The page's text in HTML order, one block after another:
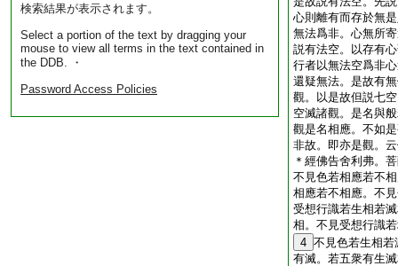
検索結果が表示されます。
Select a portion of the text by dragging your
mouse to view all terms in the text contained in
the DDB. ・
Password Access Policies
心則離有而存於無
無法爲非。心無所
説有法空。以存有
行者以無法空爲非
還疑無法。是故有
觀。以是故但説七
空滅諸觀。是名與
觀是名相應。不如
非故。即亦是觀。
＊ 經佛告舍利弗。
不見色若相應若不
相應若不相應。不
受想行識若生相若
相。不見受想行識
4 不見色若生相
有滅。若五衆有生